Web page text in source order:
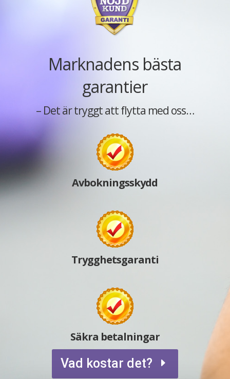
Marknadens bästa
garantier
– Det är tryggt att flytta med oss…
Avbokningsskydd
Trygghetsgaranti
Säkra betalningar
Vad kostar det?